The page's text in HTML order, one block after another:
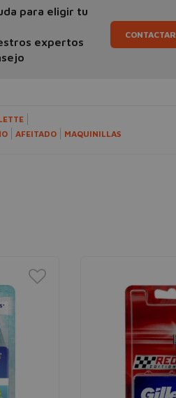
para eligir tu
expertos
CONTACTAR
AFEITADO MAQUINILLAS